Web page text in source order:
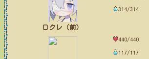
ロクレ（前）
314/314
440/440
117/117